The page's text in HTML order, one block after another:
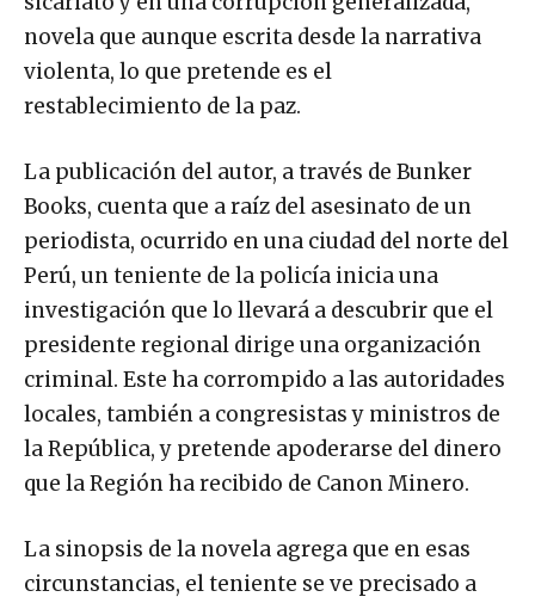
novela que aunque escrita desde la narrativa
violenta, lo que pretende es el
restablecimiento de la paz.
La publicación del autor, a través de Bunker
Books, cuenta que a raíz del asesinato de un
periodista, ocurrido en una ciudad del norte del
Perú, un teniente de la policía inicia una
investigación que lo llevará a descubrir que el
presidente regional dirige una organización
criminal. Este ha corrompido a las autoridades
locales, también a congresistas y ministros de
la República, y pretende apoderarse del dinero
que la Región ha recibido de Canon Minero.
La sinopsis de la novela agrega que en esas
circunstancias, el teniente se ve precisado a